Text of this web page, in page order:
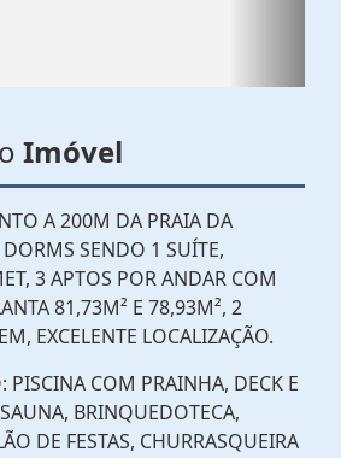
Imóvel
A 200M DA PRAIA DA
SENDO 1 SUÍTE,
3 APTOS POR ANDAR COM
81,73M² E 78,93M², 2
EXCELENTE LOCALIZAÇÃO.
PISCINA COM PRAINHA, DECK E
BRINQUEDOTECA,
DE FESTAS, CHURRASQUEIRA